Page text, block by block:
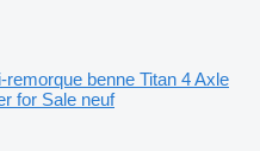
remorque benne Titan 4 Axle
for Sale neuf